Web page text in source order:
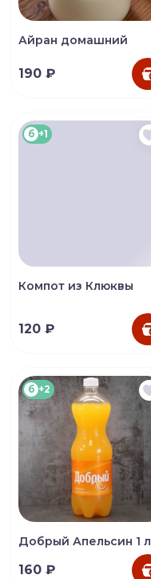
Айран домашний
190 ₽
б +1
Компот из Клюквы
120 ₽
б +2
Добрый Апельсин 1 л
160 ₽